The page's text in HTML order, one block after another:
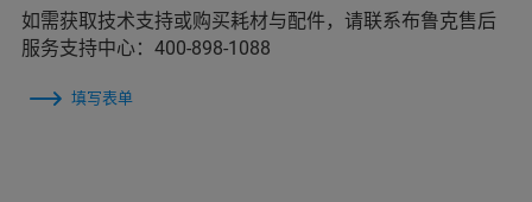
如需获取技术支持或购买耗材与配件，请联系布鲁克售后
服务支持中心：400-898-1088
填写表单